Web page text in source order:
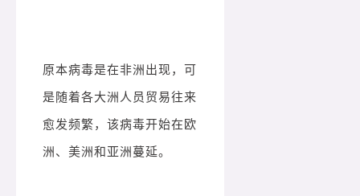
原本病毒是在非洲出现，可
是随着各大洲人员贸易往来
愈发频繁，该病毒开始在欧
洲、美洲和亚洲蔓延。